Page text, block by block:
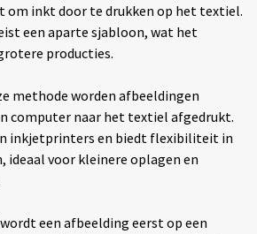
om inkt door te drukken op het textiel.
een aparte sjabloon, wat het
producties.
methode worden afbeeldingen
computer naar het textiel afgedrukt.
inkjetprinters en biedt flexibiliteit in
ideaal voor kleinere oplagen en
een afbeelding eerst op een